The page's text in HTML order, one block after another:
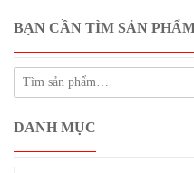
BẠN CẦN TÌM SẢN
DANH MỤC